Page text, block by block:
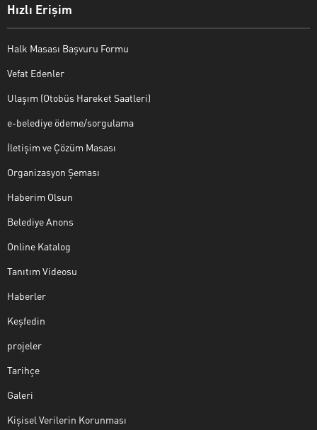
Hızlı Erişim
Halk Masası Başvuru Formu
Vefat Edenler
Ulaşım (Otobüs Hareket Saatleri)
e-belediye ödeme/sorgulama
İletişim ve Çözüm Masası
Organizasyon Şeması
Haberim Olsun
Belediye Anons
Online Katalog
Tanıtım Videosu
Haberler
Keşfedin
projeler
Tarihçe
Galeri
Kişisel Verilerin Korunması